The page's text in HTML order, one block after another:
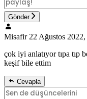
Gönder
Misafir 22 Ağustos 2022,
çok iyi anlatıyor tıpa tıp
keşif bile ettim
Cevapla